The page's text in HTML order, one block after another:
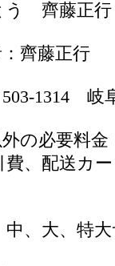
う 齊藤正行
齊藤正行
1314 岐
の必要料金
費、配送カ
、大、特大